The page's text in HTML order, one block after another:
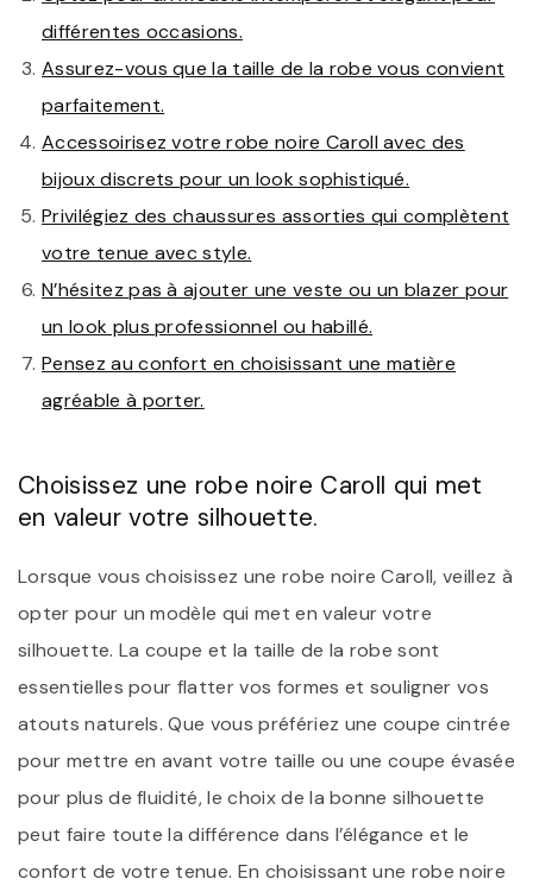
différentes occasions.
Assurez-vous que la taille de la robe vous convient
parfaitement.
Accessoirisez votre robe noire Caroll avec des
bijoux discrets pour un look sophistiqué.
Privilégiez des chaussures assorties qui complètent
votre tenue avec style.
N’hésitez pas à ajouter une veste ou un blazer pour
un look plus professionnel ou habillé.
Pensez au confort en choisissant une matière
agréable à porter.
Choisissez une robe noire Caroll qui met
en valeur votre silhouette.
Lorsque vous choisissez une robe noire Caroll, veillez à
opter pour un modèle qui met en valeur votre
silhouette. La coupe et la taille de la robe sont
essentielles pour flatter vos formes et souligner vos
atouts naturels. Que vous préfériez une coupe cintrée
pour mettre en avant votre taille ou une coupe évasée
pour plus de fluidité, le choix de la bonne silhouette
peut faire toute la différence dans l’élégance et le
confort de votre tenue. En choisissant une robe noire